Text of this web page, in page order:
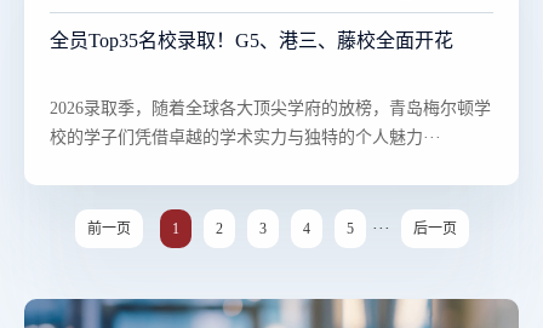
全员Top35名校录取！G5、港三、藤校全面开花
​​2026录取季，随着全球各大顶尖学府的放榜，青岛梅尔顿学
校的学子们凭借卓越的学术实力与独特的个人魅力···
前一页 1 2 3 4 5 ··· 后一页